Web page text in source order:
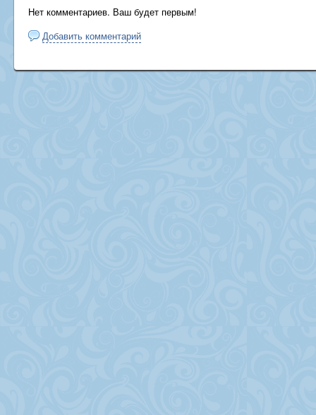
Нет комментариев. Ваш будет первым!
Добавить комментарий